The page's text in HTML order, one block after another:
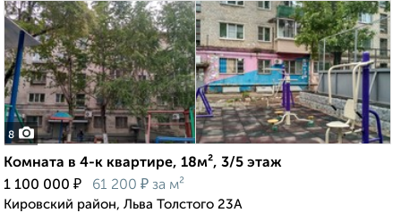
8
Комната в 4-к квартире, 18м², 3/5 этаж
1 100 000 ₽ 61 200 ₽ за м²
Кировский район, Льва Толстого 23А